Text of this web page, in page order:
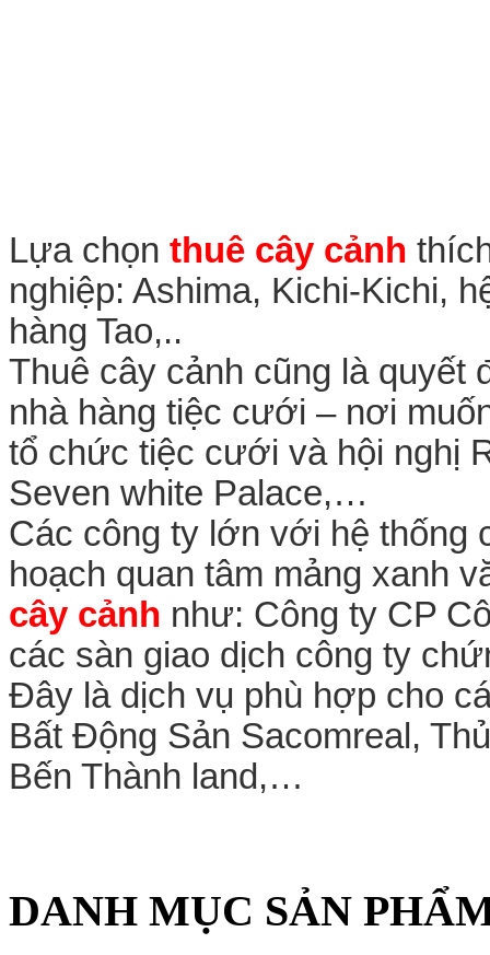
Lựa chọn thuê cây cảnh
nghiệp: Ashima, Kichi-Kichi,
hàng Tao,..
Thuê cây cảnh cũng là
nhà hàng tiệc cưới – nơi
tổ chức tiệc cưới và hội nghị
Seven white Palace,…
Các công ty lớn với hệ thống
hoạch quan tâm mảng xanh
cây cảnh như: Công ty CP
các sàn giao dịch công ty
Đây là dịch vụ phù hợp cho
Bất Động Sản Sacomreal,
Bến Thành land,…
DANH MỤC SẢN